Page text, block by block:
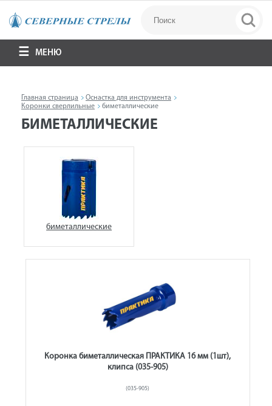
МЕНЮ
Главная страница
Оснастка для инструмента
Коронки сверлильные
биметаллические
БИМЕТАЛЛИЧЕСКИЕ
биметаллические
Коронка биметаллическая ПРАКТИКА 16 мм (1шт),
клипса (035-905)
(035-905)